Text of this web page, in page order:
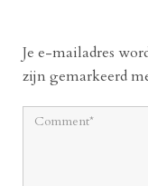
Je e-mailadres
zijn gemarkeerd